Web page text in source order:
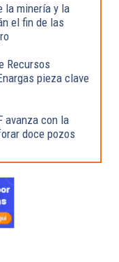
la minería y la
el fin de las
Recursos
pieza clave
avanza con la
doce pozos